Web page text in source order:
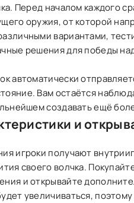
Перед началом каждого
оружия, от которой
вариантами,
решения для победы
автоматически
Вам остаётся
создавать ещё
и
игроки получают
своего волчка.
и открывайте
увеличиваться,